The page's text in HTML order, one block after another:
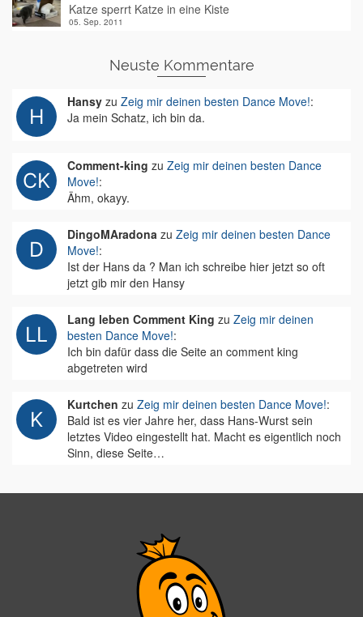
Katze sperrt Katze in eine Kiste
05. Sep. 2011
Neuste Kommentare
Hansy zu Zeig mir deinen besten Dance Move!:
Ja mein Schatz, ich bin da.
Comment-king zu Zeig mir deinen besten Dance
Move!:
Ähm, okayy.
DingoMAradona zu Zeig mir deinen besten Dance
Move!:
Ist der Hans da ? Man ich schreibe hier jetzt so oft
jetzt gib mir den Hansy
Lang leben Comment King zu Zeig mir deinen
besten Dance Move!:
Ich bin dafür dass die Seite an comment king
abgetreten wird
Kurtchen zu Zeig mir deinen besten Dance Move!:
Bald ist es vier Jahre her, dass Hans-Wurst sein
letztes Video eingestellt hat. Macht es eigentlich noch
Sinn, diese Seite…